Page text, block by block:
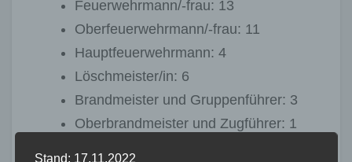
Feuerwehrmann/-frau: 13
Oberfeuerwehrmann/-frau: 11
Hauptfeuerwehrmann: 4
Löschmeister/in: 6
Brandmeister und Gruppenführer: 3
Oberbrandmeister und Zugführer: 1
Stand: 17.11.2022